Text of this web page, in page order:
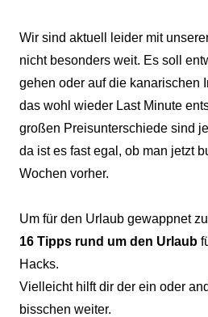
Wir sind aktuell leider mit
nicht besonders weit. Es soll
gehen oder auf die kanarischen
das wohl wieder Last Minute
großen Preisunterschiede sind
da ist es fast egal, ob man jetzt
Wochen vorher.
Um für den Urlaub gewappnet
16 Tipps rund um den Urlaub
Hacks.
Vielleicht hilft dir der ein oder
bisschen weiter.